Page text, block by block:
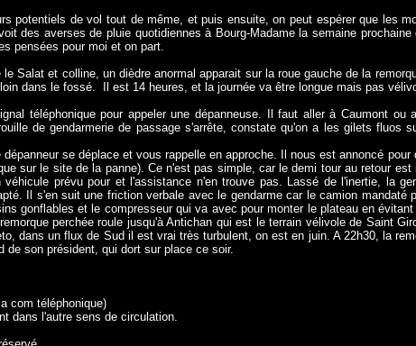
de vol tout de même, et puis ensuite, on peut espérer que les
des averses de pluie quotidiennes à Bourg-Madame la semaine
pensées pour moi et on part.
et colline, un dièdre anormal apparait sur la roue gauche de la
dans le fossé.
Il est 14 heures, et la journée va être longue mais pas
téléphonique pour appeler une dépanneuse. Il faut aller à Caumont ou
de gendarmerie de passage s'arrête, constate qu'on a les gilets
se déplace et vous rappelle en approche. Il nous est annoncé
sur le site de la panne). Ce n'est pas simple, car le demi tour au retour
prévu pour et l'assistance n'en trouve pas. Lassé de l'inertie, la
Il s'en suit une friction verbale avec le gendarme car le camion mandaté
gonflables et le compresseur qui va avec pour monter le plateau en
perchée roule jusqu'à Antichan qui est le terrain vélivole de Saint
dans un flux de Sud il est vrai très turbulent, on est en juin. A 22h30, la
son président, qui dort sur place ce soir.
com téléphonique)
dans l'autre sens de circulation.